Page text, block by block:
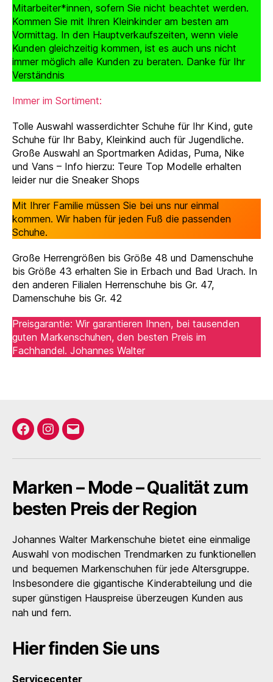
Mitarbeiter*innen, sofern Sie nicht beachtet werden.
Kommen Sie mit Ihren Kleinkinder am besten am
Vormittag. In den Hauptverkaufszeiten, wenn viele
Kunden gleichzeitig kommen, ist es auch uns nicht
immer möglich alle Kunden zu beraten. Danke für Ihr
Verständnis
Immer im Sortiment:
Tolle Auswahl wasserdichter Schuhe für Ihr Kind, gute
Schuhe für Ihr Baby, Kleinkind auch für Jugendliche.
Große Auswahl an Sportmarken Adidas, Puma, Nike
und Vans – Info hierzu: Teure Top Modelle erhalten
leider nur die Sneaker Shops
Mit Ihrer Familie müssen Sie bei uns nur einmal
kommen. Wir haben für jeden Fuß die passenden
Schuhe.
Große Herrengrößen bis Größe 48 und Damenschuhe
bis Größe 43 erhalten Sie in Erbach und Bad Urach. In
den anderen Filialen Herrenschuhe bis Gr. 47,
Damenschuhe bis Gr. 42
Preisgarantie: Wir garantieren Ihnen, bei tausenden
guten Markenschuhen, den besten Preis im
Fachhandel. Johannes Walter
Facebook
Instagram
E-
Marken – Mode – Qualität zum
besten Preis der Region
Johannes Walter Markenschuhe bietet eine einmalige
Auswahl von modischen Trendmarken zu funktionellen
und bequemen Markenschuhen für jede Altersgruppe.
Insbesondere die gigantische Kinderabteilung und die
super günstigen Hauspreise überzeugen Kunden aus
nah und fern.
Hier finden Sie uns
Servicecenter